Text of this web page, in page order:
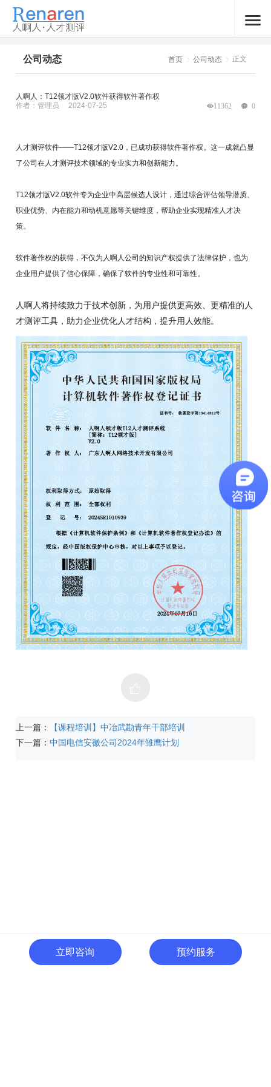
公司动态 首页 公司动态 正文
人啊人：T12领才版V2.0软件获得软件著作权
作者：管理员
2024-07-25 11362 0
人才测评软件——T12领才版V2.0，已成功获得软件著作权。这一成就凸显
了公司在人才测评技术领域的专业实力和创新能力。
T12领才版V2.0软件专为企业中高层候选人设计，通过综合评估领导潜质、
职业优势、内在能力和动机意愿等关键维度，帮助企业实现精准人才决
策。
软件著作权的获得，不仅为人啊人公司的知识产权提供了法律保护，也为
企业用户提供了信心保障，确保了软件的专业性和可靠性。
人啊人将持续致力于技术创新，为用户提供更高效、更精准的人
才测评工具，助力企业优化人才结构，提升用人效能。
上一篇：
【课程培训】中冶武勘青年干部培训
下一篇：中国电信安徽公司2024年雏鹰计划
全国热线: 400-996-0801
立即咨询 预约服务